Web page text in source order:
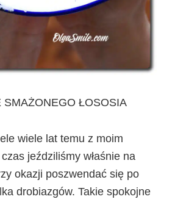
SMAŻONEGO ŁOSOSIA
wiele lat temu z moim
jeździliśmy właśnie na
okazji poszwendać się po
drobiazgów. Takie spokojne